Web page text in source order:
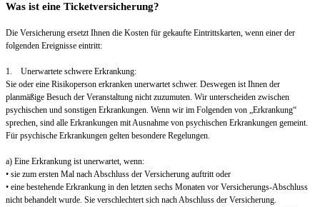
Was ist eine Ticketversicherung?
Die Versicherung ersetzt Ihnen die Kosten für gekaufte Eintrittskarten, wenn einer der
folgenden Ereignisse eintritt:
1. Unerwartete schwere Erkrankung:
Sie oder eine Risikoperson erkranken unerwartet schwer. Deswegen ist Ihnen der
planmäßige Besuch der Veranstaltung nicht zuzumuten. Wir unterscheiden zwischen
psychischen und sonstigen Erkrankungen. Wenn wir im Folgenden von „Erkrankung“
sprechen, sind alle Erkrankungen mit Ausnahme von psychischen Erkrankungen gemeint.
Für psychische Erkrankungen gelten besondere Regelungen.
a) Eine Erkrankung ist unerwartet, wenn:
• sie zum ersten Mal nach Abschluss der Versicherung auftritt oder
• eine bestehende Erkrankung in den letzten sechs Monaten vor Versicherungs-Abschluss
nicht behandelt wurde. Sie verschlechtert sich nach Abschluss der Versicherung.